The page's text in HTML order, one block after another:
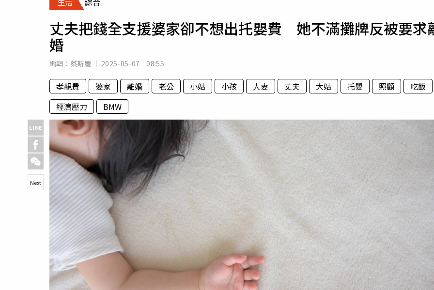
專欄
運勢
丈夫把錢全支援婆家卻不想出托嬰費 她不滿攤牌反被要求
婚
編輯： 蔡斯媛 2025-05-07 08:55
孝親費 婆家 離婚 老公 小姑 小孩 人妻 丈夫 大姑 托嬰 照顧
吃飯
經濟壓力
BMW
Next